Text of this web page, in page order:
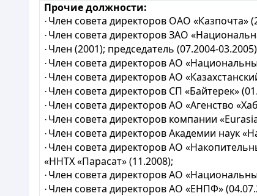
Прочие должности:
· Член совета директоров ОАО «Казпочта»
· Член совета директоров ЗАО
· Член (2001); председатель (07.2004-
· Член совета директоров АО
· Член совета директоров АО
· Член совета директоров СП «Байтерек»
· Член совета директоров АО «Агенство
· Член совета директоров компании
· Член совета директоров Академии наук
· Член совета директоров АО
«ННТХ «Парасат» (11.2008);
· Член совета директоров АО
· Член совета директоров АО «ЕНПФ»